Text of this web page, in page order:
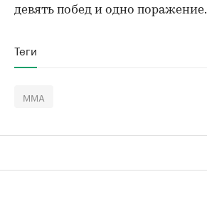
девять побед и одно поражение.
Теги
ММА